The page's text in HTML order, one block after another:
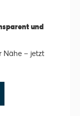
und
Nähe – jetzt